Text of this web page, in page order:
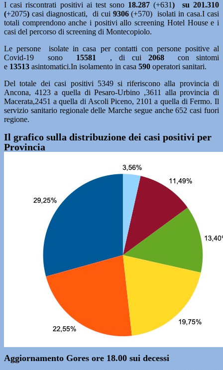
I casi riscontrati positivi ai test sono 18.287(+631) su 201.310
(+2075) casi diagnosticati, di cui 9306(+570) isolati in casa.I casi
totali comprendono anche i positivi allo screening Hotel House e i
casi del percorso di screening di Montecopiolo.
Le persone isolate in casa per contatti con persone positive al
Covid-19 sono 15581 , di cui 2068
con sintomi
e 13513 asintomatici.In isolamento in casa 590 operatori sanitari.
Del totale dei casi positivi 5349 si riferiscono alla provincia di
Ancona, 4123 a quella di Pesaro-Urbino ,3611 alla provincia di
Macerata,2451 a quella di Ascoli Piceno, 2101 a quella di Fermo. Il
servizio sanitario regionale delle Marche segue anche 652 casi fuori
regione.
Il grafico sulla distribuzione dei casi positivi per
Provincia
Aggiornamento Gores ore 18.00 sui decessi